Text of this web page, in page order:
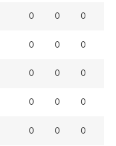
0 0 0
0 0 0
0 0 0
0 0 0
0 0 0